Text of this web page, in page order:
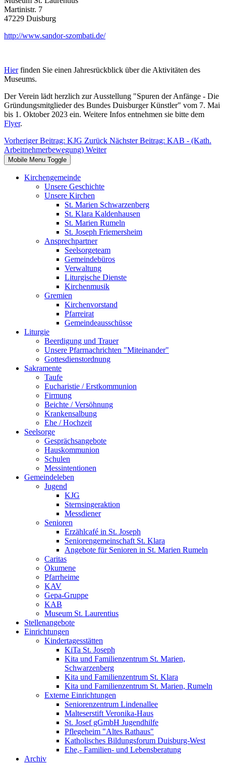
Martinistr. 7
47229 Duisburg
http://www.sandor-szombati.de/
Hierfinden Sie einen Jahresrückblick über die Aktivitäten des
Museums.
Der Verein lädt herzlich zur Ausstellung "Spuren der Anfänge - Die
Gründungsmitglieder des Bundes Duisburger Künstler" vom 7. Mai
bis 1. Oktober 2023 ein. Weitere Infos entnehmen sie bitte dem
Flyer.
Vorheriger Beitrag: KJG Zurück Nächster Beitrag: KAB - (Kath.
Arbeitnehmerbewegung) Weiter
Mobile Menu Toggle
Kirchengemeinde
Unsere Geschichte
Unsere Kirchen
St. Marien Schwarzenberg
St. Klara Kaldenhausen
St. Marien Rumeln
St. Joseph Friemersheim
Ansprechpartner
Seelsorgeteam
Gemeindebüros
Verwaltung
Liturgische Dienste
Kirchenmusik
Gremien
Kirchenvorstand
Pfarreirat
Gemeindeausschüsse
Liturgie
Beerdigung und Trauer
Unsere Pfarrnachrichten "Miteinander"
Gottesdienstordnung
Sakramente
Taufe
Eucharistie / Erstkommunion
Firmung
Beichte / Versöhnung
Krankensalbung
Ehe / Hochzeit
Seelsorge
Gesprächsangebote
Hauskommunion
Schulen
Messintentionen
Gemeindeleben
Jugend
KJG
Sternsingeraktion
Messdiener
Senioren
Erzählcafé in St. Joseph
Seniorengemeinschaft St. Klara
Angebote für Senioren in St. Marien Rumeln
Caritas
Ökumene
Pfarrheime
KAV
Gepa-Gruppe
KAB
Museum St. Laurentius
Stellenangebote
Einrichtungen
Kindertagesstätten
KiTa St. Joseph
Kita und Familienzentrum St. Marien,
Schwarzenberg
Kita und Familienzentrum St. Klara
Kita und Familienzentrum St. Marien, Rumeln
Externe Einrichtungen
Seniorenzentrum Lindenallee
Malteserstift Veronika-Haus
St. Josef gGmbH Jugendhilfe
Pflegeheim "Altes Rathaus"
Katholisches Bildungsforum Duisburg-West
Ehe,- Familien- und Lebensberatung
Archiv